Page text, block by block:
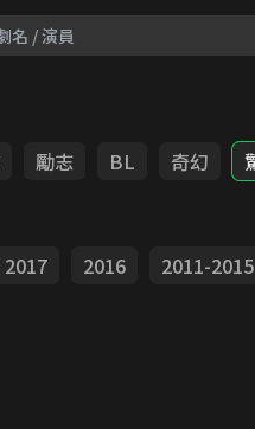
勵志 BL 奇幻
2017 2016 2011-2015